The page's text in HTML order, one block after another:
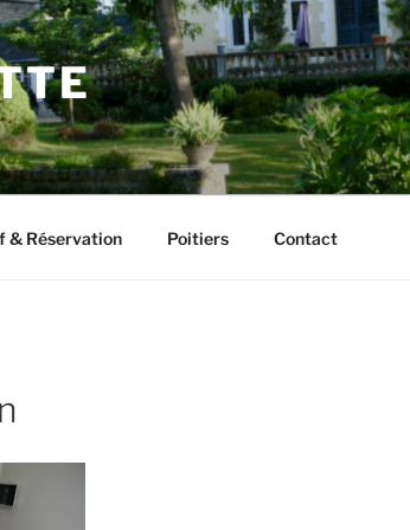
& Réservation Poitiers Contact